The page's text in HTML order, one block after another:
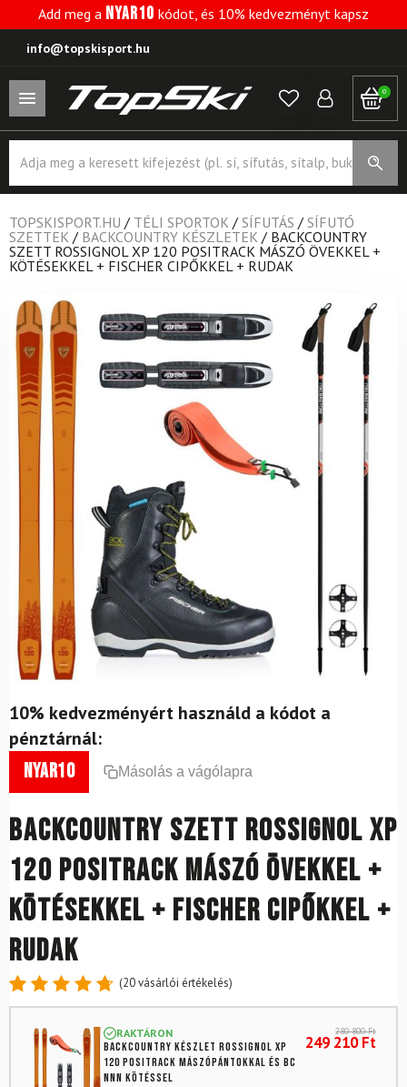
Add meg a NYAR10 kódot, és 10% kedvezményt kapsz
info@topskisport.hu
0
search
TOPSKISPORT.HU / TÉLI SPORTOK / SÍFUTÁS / SÍFUTÓ
SZETTEK / BACKCOUNTRY KÉSZLETEK / BACKCOUNTRY
SZETT ROSSIGNOL XP 120 POSITRACK MÁSZÓ ÖVEKKEL +
KÖTÉSEKKEL + FISCHER CIPŐKKEL + RUDAK
10% kedvezményért használd a kódot a
pénztárnál:
nyar10 Másolás a vágólapra
Backcountry szett ROSSIGNOL XP
120 Positrack mászó övekkel +
kötésekkel + Fischer cipőkkel +
rudak
Értékelés
5-ből,
20
értékelés
alapján
(20vásárlói értékelés)
RAKTÁRON
Backcountry készlet ROSSIGNOL XP
120 Positrack mászópántokkal és BC
NNN kötéssel
280 800Ft
249 210Ft